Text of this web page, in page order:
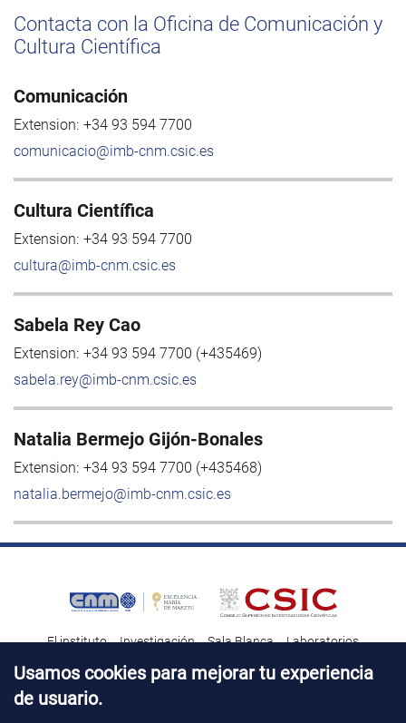
Contacta con la Oficina de Comunicación y
Cultura Científica
Comunicación
Extension: +34 93 594 7700
comunicacio@imb-cnm.csic.es
Cultura Científica
Extension: +34 93 594 7700
cultura@imb-cnm.csic.es
Sabela Rey Cao
Extension: +34 93 594 7700 (+435469)
sabela.rey@imb-cnm.csic.es
Natalia Bermejo Gijón-Bonales
Extension: +34 93 594 7700 (+435468)
natalia.bermejo@imb-cnm.csic.es
El instituto Investigación Sala Blanca
Laboratorios
Transferencia tecnológica
Noticias & Divulgación Destacados
Usamos cookies para mejorar tu experiencia
de usuario.